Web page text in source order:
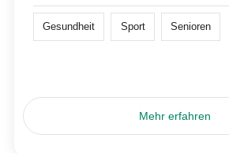
Gesundheit Sport Senioren
Mehr erfahren